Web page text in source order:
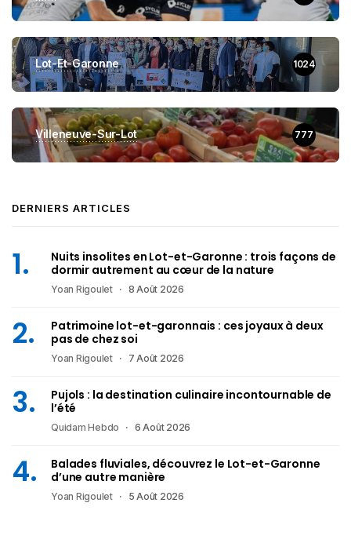
Lot-Et-Garonne 1024
Villeneuve-Sur-Lot 777
DERNIERS ARTICLES
Nuits insolites en Lot-et-Garonne : trois façons de
dormir autrement au cœur de la nature
Yoan Rigoulet 8 Août 2026
Patrimoine lot-et-garonnais : ces joyaux à deux
pas de chez soi
Yoan Rigoulet 7 Août 2026
Pujols : la destination culinaire incontournable de
l’été
Quidam Hebdo 6 Août 2026
Balades fluviales, découvrez le Lot-et-Garonne
d’une autre manière
Yoan Rigoulet 5 Août 2026